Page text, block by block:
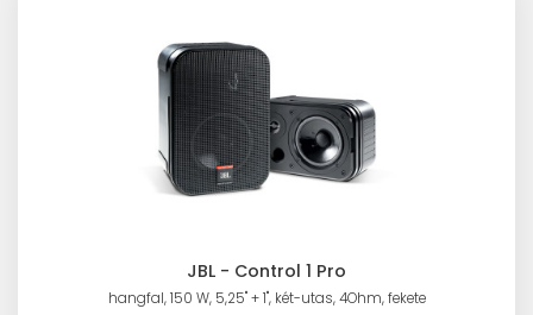
JBL - Control 1 Pro
hangfal, 150 W, 5,25" + 1", két-utas, 4Ohm, fekete